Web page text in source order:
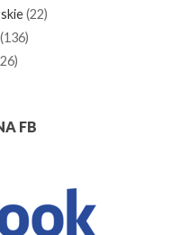
(22)
(136)
FB